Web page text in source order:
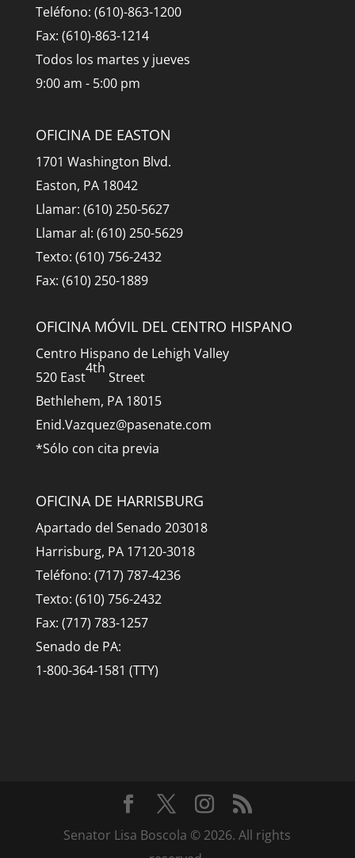
Teléfono: (610)-863-1200
Fax: (610)-863-1214
Todos los martes y jueves
9:00 am - 5:00 pm
OFICINA DE EASTON
1701 Washington Blvd.
Easton, PA 18042
Llamar: (610) 250-5627
Llamar al: (610) 250-5629
Texto: (610) 756-2432
Fax: (610) 250-1889
OFICINA MÓVIL DEL CENTRO HISPANO
Centro Hispano de Lehigh Valley
520 East
4th
Street
Bethlehem, PA 18015
Enid.Vazquez@pasenate.com
*Sólo con cita previa
OFICINA DE HARRISBURG
Apartado del Senado 203018
Harrisburg, PA 17120-3018
Teléfono: (717) 787-4236
Texto: (610) 756-2432
Fax: (717) 783-1257
Senado de PA:
1-800-364-1581 (TTY)
Senator Lisa Boscola © 2026. All rights